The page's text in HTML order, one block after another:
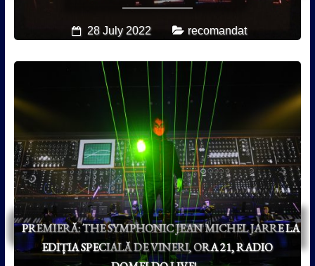
28 July 2022 recomandat
PREMIERĂ: THE SYMPHONIC JEAN MICHEL JARRE LA
EDIȚIA SPECIALĂ DE VINERI, ORA 21, RADIO